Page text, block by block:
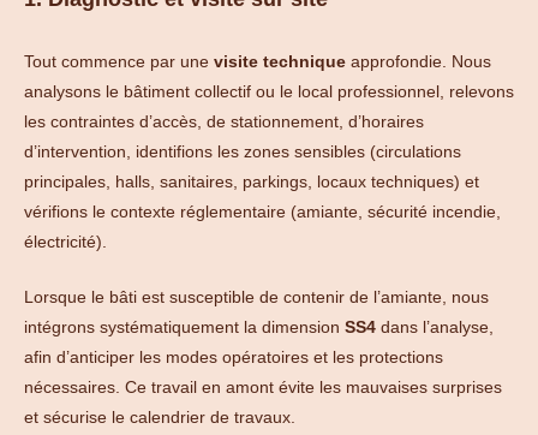
Tout commence par une visite technique approfondie. Nous
analysons le bâtiment collectif ou le local professionnel, relevons
les contraintes d’accès, de stationnement, d’horaires
d’intervention, identifions les zones sensibles (circulations
principales, halls, sanitaires, parkings, locaux techniques) et
vérifions le contexte réglementaire (amiante, sécurité incendie,
électricité).
Lorsque le bâti est susceptible de contenir de l’amiante, nous
intégrons systématiquement la dimension SS4 dans l’analyse,
afin d’anticiper les modes opératoires et les protections
nécessaires. Ce travail en amont évite les mauvaises surprises
et sécurise le calendrier de travaux.